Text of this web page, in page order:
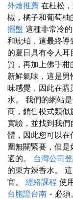
外燴推薦 在杜松
椒，橘子和葡萄柚
擺盤 這種非常冷
和琥珀，這最終
的夏日具有令人
質，再加上佛手
新鮮氣味，這是
味感覺，因此在購
水。 我們的網站
商，銷售模式類
實驗，並找到我
體，因此您可以
圍無關緊要，但
適的。 台灣公司
的東方辣香水。
官。 經絡課程 使
台胞證台南 - 必須